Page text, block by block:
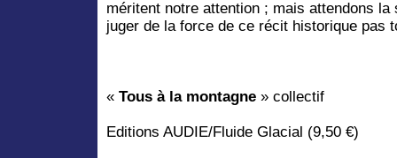
méritent notre attention ; mais attendons
juger de la force de ce récit historique pas
« Tous à la montagne » collectif
Editions AUDIE/Fluide Glacial (9,50 €)